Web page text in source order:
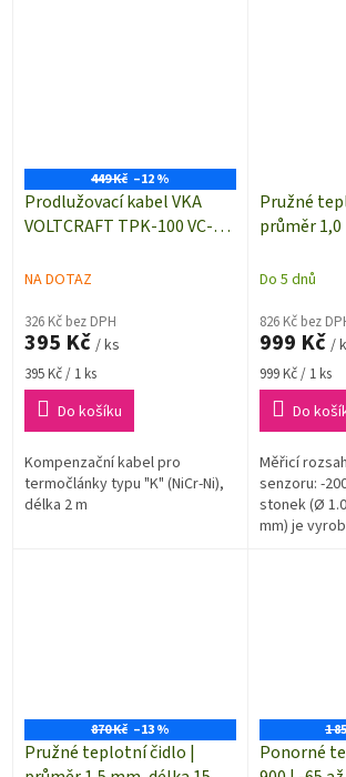
449 Kč –12 %
Prodlužovací kabel VKA
VOLTCRAFT TPK-100 VC-
termočlánky typu "K"
NA DOTAZ
326 Kč bez DPH
395 Kč / ks
Měrná
cena:
395 Kč / 1 ks
Do košíku
Kompenzační kabel pro
termočlánky typu "K" (NiCr-Ni),
délka 2 m
Pružné
průměr
Do 5 dnů
826 Kč bez
999 Kč /
Měrná
cena:
999 Kč / 1 ks
Do
Měřicí
senzoru: -
stonek (Ø
mm) je
870 Kč –13 %
Pružné teplotní čidlo |
1
Ponorné